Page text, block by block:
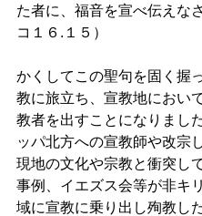
た者に、福音を宣べ伝えな
コ１６.１５）
かくしてこの聖句を固く握
教に旅立ち、宣教地におい
教者を出すことになりまし
ッパ北方への宣教師や改宗
現地の文化や宗教と衝突し
事例、イエズス会等が非キ
域に宣教に乗り出し殉教し